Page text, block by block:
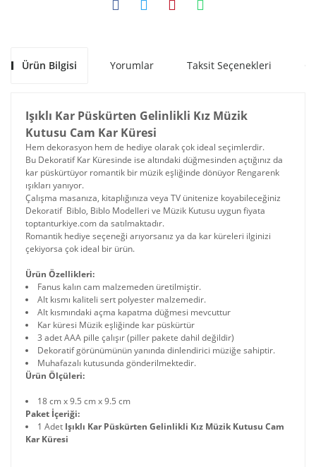
Ürün Bilgisi Yorumlar Taksit Seçenekleri
Işıklı Kar Püskürten Gelinlikli Kız Müzik
Kutusu Cam Kar Küresi
Hem dekorasyon hem de hediye olarak çok ideal seçimlerdir.
Bu Dekoratif Kar Küresinde ise altındaki düğmesinden açtığınız da
kar püskürtüyor romantik bir müzik eşliğinde dönüyor Rengarenk
ışıkları yanıyor.
Çalışma masanıza, kitaplığınıza veya TV ünitenize koyabileceğiniz
Dekoratif Biblo, Biblo Modelleri ve Müzik Kutusu uygun fiyata
toptanturkiye.com da satılmaktadır.
Romantik hediye seçeneği arıyorsanız ya da kar küreleri ilginizi
çekiyorsa çok ideal bir ürün.
Ürün Özellikleri:
Fanus kalın cam malzemeden üretilmiştir.
Alt kısmı kaliteli sert polyester malzemedir.
Alt kısmındaki açma kapatma düğmesi mevcuttur
Kar küresi Müzik eşliğinde kar püskürtür
3 adet AAA pille çalışır (piller pakete dahil değildir)
Dekoratif görünümünün yanında dinlendirici müziğe sahiptir.
Muhafazalı kutusunda gönderilmektedir.
Ürün Ölçüleri:
18 cm x 9.5 cm x 9.5 cm
Paket İçeriği:
1 Adet Işıklı Kar Püskürten Gelinlikli Kız Müzik Kutusu Cam
Kar Küresi